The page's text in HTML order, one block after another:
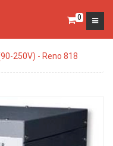
0
250V) - Reno 818